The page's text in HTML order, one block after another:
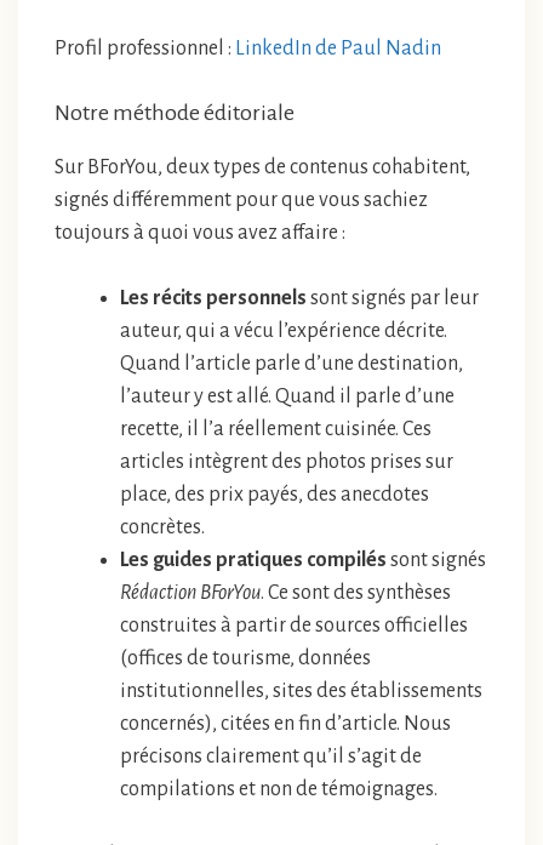
Profil professionnel : LinkedIn de Paul Nadin
Notre méthode éditoriale
Sur BForYou, deux types de contenus cohabitent,
signés différemment pour que vous sachiez
toujours à quoi vous avez affaire :
Les récits personnels sont signés par leur
auteur, qui a vécu l’expérience décrite.
Quand l’article parle d’une destination,
l’auteur y est allé. Quand il parle d’une
recette, il l’a réellement cuisinée. Ces
articles intègrent des photos prises sur
place, des prix payés, des anecdotes
concrètes.
Les guides pratiques compilés sont signés
Rédaction BForYou. Ce sont des synthèses
construites à partir de sources officielles
(offices de tourisme, données
institutionnelles, sites des établissements
concernés), citées en fin d’article. Nous
précisons clairement qu’il s’agit de
compilations et non de témoignages.